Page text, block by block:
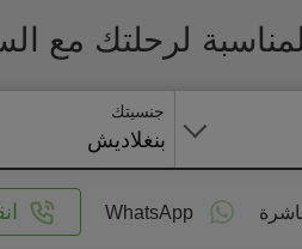
لرحلتك مع
جنسيتك
بنغلاديش
WhatsApp